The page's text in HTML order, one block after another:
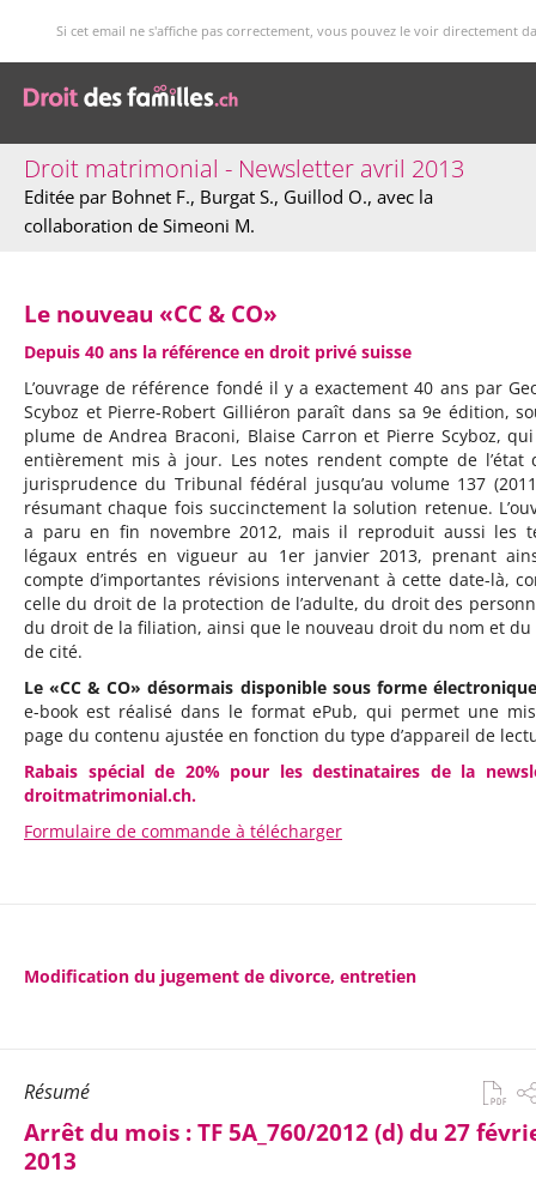
Si cet email ne s'affiche pas correctement, vous pouvez le voir directement
Droit matrimonial - Newsletter avril 2013
Editée par Bohnet F., Burgat S., Guillod O., avec la
collaboration de Simeoni M.
Le nouveau «CC & CO»
Depuis 40 ans la référence en droit privé suisse
L’ouvrage de référence fondé il y a exactement 40 ans par
Scyboz et Pierre-Robert Gilliéron paraît dans sa 9e édition,
plume de Andrea Braconi, Blaise Carron et Pierre Scyboz, qui
entièrement mis à jour. Les notes rendent compte de l’état
jurisprudence du Tribunal fédéral jusqu’au volume 137
résumant chaque fois succinctement la solution retenue.
a paru en fin novembre 2012, mais il reproduit aussi les
légaux entrés en vigueur au 1er janvier 2013, prenant
compte d’importantes révisions intervenant à cette date-là,
celle du droit de la protection de l’adulte, du droit des
du droit de la filiation, ainsi que le nouveau droit du nom et
de cité.
Le «CC & CO» désormais disponible sous forme électronique
e-book est réalisé dans le format ePub, qui permet une
page du contenu ajustée en fonction du type d’appareil de
Rabais spécial de 20% pour les destinataires de la
droitmatrimonial.ch.
Formulaire de commande à télécharger
Modification du jugement de divorce, entretien
Résumé
Arrêt du mois :TF 5A_760/2012 (d) du 27
2013